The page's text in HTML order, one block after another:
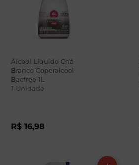
Álcool Líquido Chá
Branco Coperalcool
Bacfree 1L
1 Unidade
R$ 16,98